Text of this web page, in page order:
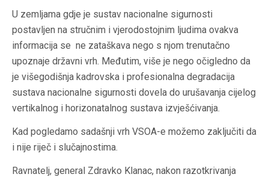
U zemljama gdje je sustav nacionalne sigurnosti
postavljen na stručnim i vjerodostojnim ljudima ovakva
informacija se ne zataškava nego s njom trenutačno
upoznaje državni vrh. Međutim, više je nego očigledno da
je višegodišnja kadrovska i profesionalna degradacija
sustava nacionalne sigurnosti dovela do urušavanja cijelog
vertikalnog i horizonatalnog sustava izvješćivanja.
Kad pogledamo sadašnji vrh VSOA-e možemo zaključiti da
i nije riječ i slučajnostima.
Ravnatelj, general Zdravko Klanac, nakon razotkrivanja